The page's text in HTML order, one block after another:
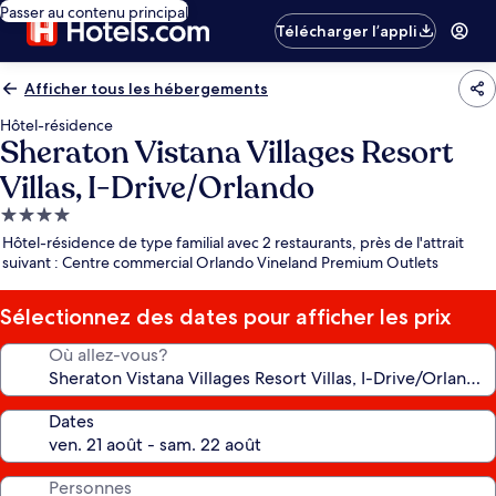
Passer au contenu principal
Télécharger l’appli
Afficher tous les hébergements
Hôtel-résidence
Sheraton Vistana Villages Resort
Villas, I-Drive/Orlando
Hébergement
4.0 étoiles
Hôtel-résidence de type familial avec 2 restaurants, près de l'attrait
suivant : Centre commercial Orlando Vineland Premium Outlets
Sélectionnez des dates pour afficher les prix
Où allez-vous?
Dates
Personnes